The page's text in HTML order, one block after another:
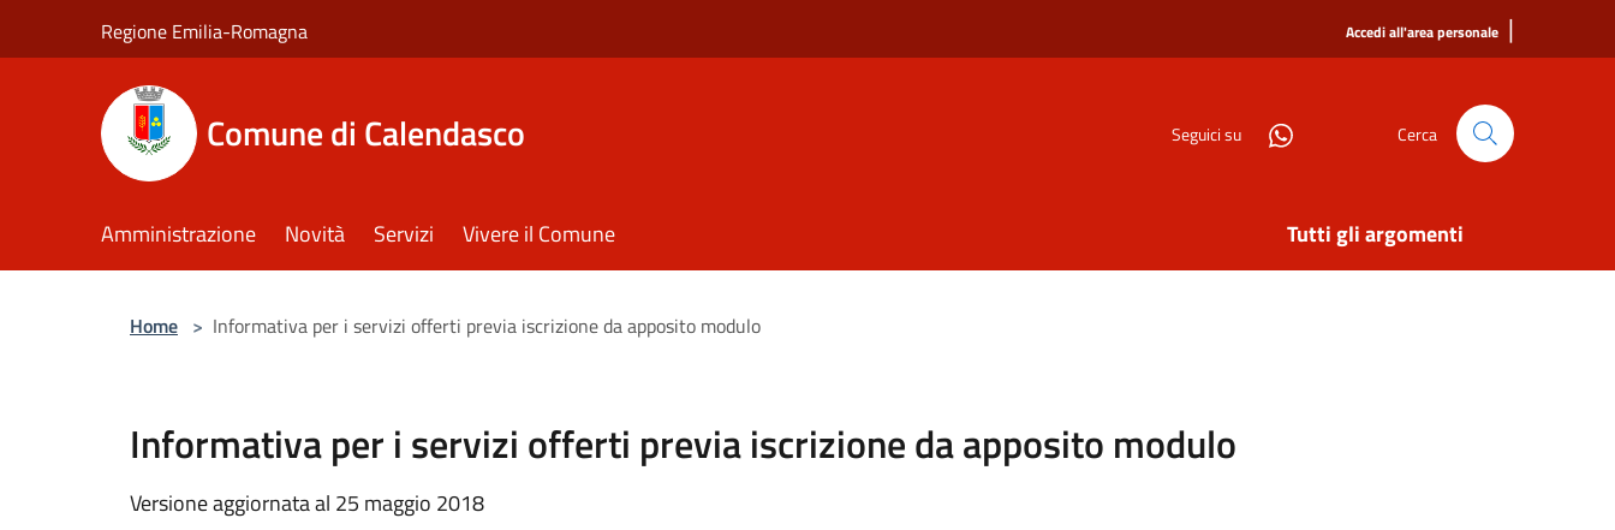
Regione Emilia-Romagna Accedi all'area personale |
Comune di Calendasco Seguici su Cerca
Amministrazione Novità Servizi Vivere il Comune Tutti gli argomenti
Home > Informativa per i servizi offerti previa iscrizione da apposito modulo
Informativa per i servizi offerti previa iscrizione da apposito modulo
Versione aggiornata al 25 maggio 2018